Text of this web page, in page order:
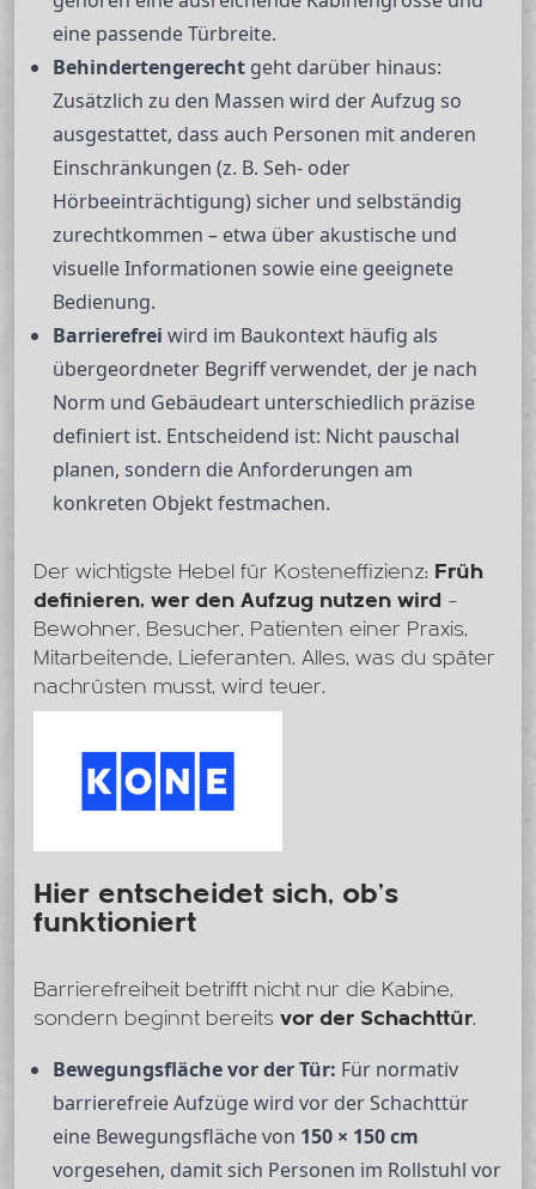
eine passende Türbreite.
Behindertengerecht geht darüber hinaus:
Zusätzlich zu den Massen wird der Aufzug so
ausgestattet, dass auch Personen mit anderen
Einschränkungen (z. B. Seh- oder
Hörbeeinträchtigung) sicher und selbständig
zurechtkommen – etwa über akustische und
visuelle Informationen sowie eine geeignete
Bedienung.
Barrierefrei wird im Baukontext häufig als
übergeordneter Begriff verwendet, der je nach
Norm und Gebäudeart unterschiedlich präzise
definiert ist. Entscheidend ist: Nicht pauschal
planen, sondern die Anforderungen am
konkreten Objekt festmachen.
Der wichtigste Hebel für Kosteneffizienz: Früh
definieren, wer den Aufzug nutzen wird –
Bewohner, Besucher, Patienten einer Praxis,
Mitarbeitende, Lieferanten. Alles, was du später
nachrüsten musst, wird teuer.
Hier entscheidet sich, ob’s
funktioniert
Barrierefreiheit betrifft nicht nur die Kabine,
sondern beginnt bereits vor der Schachttür.
Bewegungsfläche vor der Tür: Für normativ
barrierefreie Aufzüge wird vor der Schachttür
eine Bewegungsfläche von 150 × 150 cm
vorgesehen, damit sich Personen im Rollstuhl vor